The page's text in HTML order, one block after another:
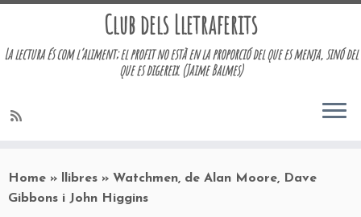
to
content
Club dels Lletraferits
La lectura és com l’aliment; el profit no està en la proporció del que es menja, sinó del
que es digereix. (Jaime Balmes)
Home » llibres » Watchmen, de Alan Moore, Dave
Gibbons i John Higgins